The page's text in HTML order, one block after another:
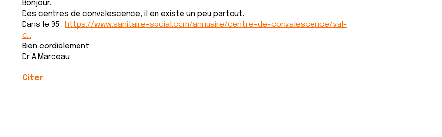
Bonjour,
Des centres de convalescence, il en existe un peu partout.
Dans le 95 : https://www.sanitaire-social.com/annuaire/centre-de-convalescence/val-
d…
Bien cordialement
Dr A.Marceau
Citer